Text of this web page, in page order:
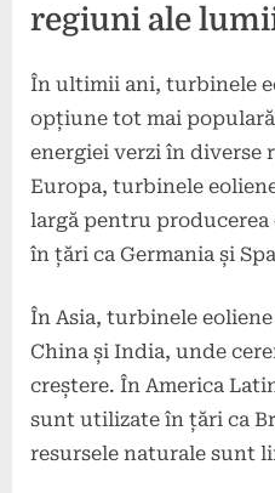
regiuni ale
În ultimii ani, turbinele
opțiune tot mai
energiei verzi în diverse
Europa, turbinele
largă pentru
în țări ca Germania și
În Asia, turbinele
China și India, unde
creștere. În America
sunt utilizate în țări ca
resursele naturale sunt